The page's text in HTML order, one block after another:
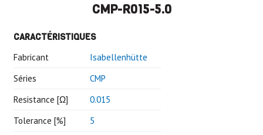
CMP-R015-5.0
CARACTÉRISTIQUES
Fabricant
Isabellenhütte
Séries
CMP
Resistance [Ω]
0.015
Tolerance [%]
5